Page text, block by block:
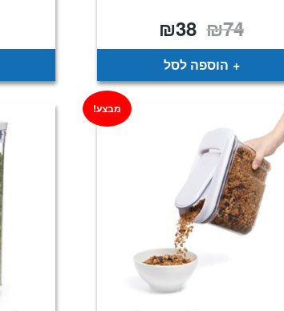
₪74 המחיר
המקורי
היה:
₪74.
₪38
הוא:
הוספה לסל
מבצע!